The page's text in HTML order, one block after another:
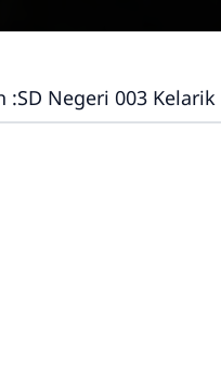
:SD Negeri 003